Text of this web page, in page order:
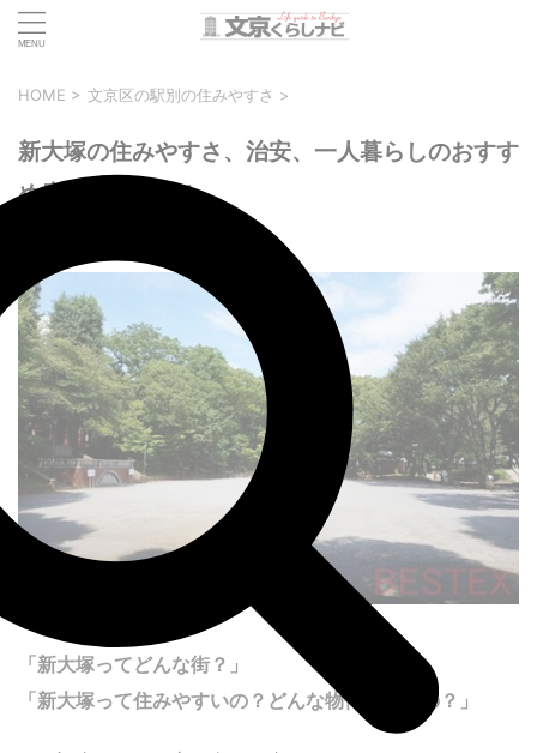
HOME > 文京区の駅別の住みやすさ >
新大塚の住みやすさ、治安、一人暮らしのおすす
め度を徹底解説！
「新大塚ってどんな街？」
「新大塚って住みやすいの？どんな物件があるの？」